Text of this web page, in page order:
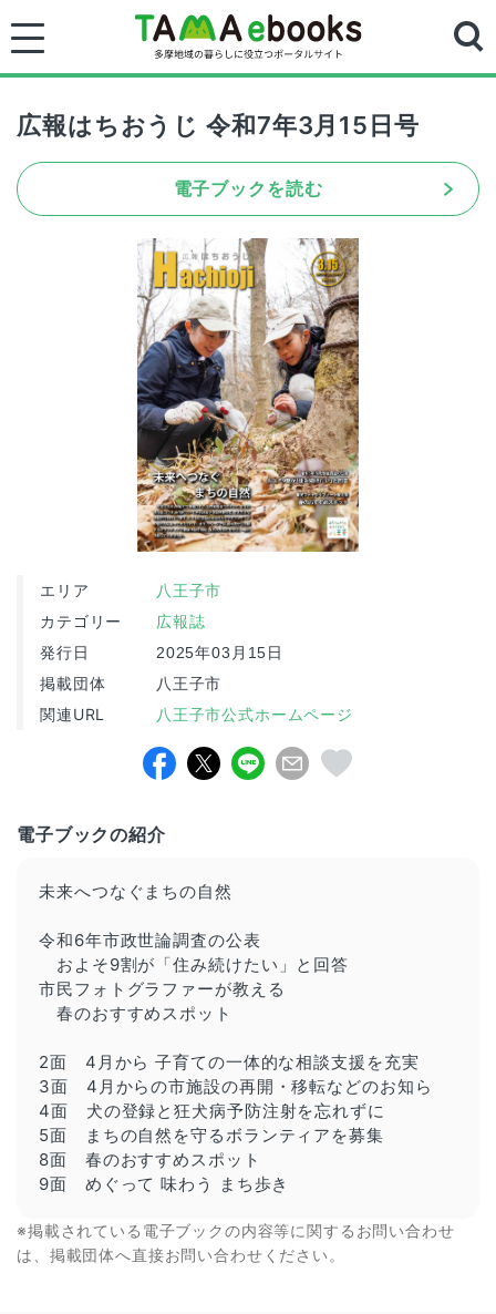
広報はちおうじ 令和7年3月15日号
電子ブックを読む
エリア 八王子市
カテゴリー 広報誌
発行日 2025年03月15日
掲載団体 八王子市
関連URL 八王子市公式ホームページ
電子ブックの紹介
未来へつなぐまちの自然
令和6年市政世論調査の公表
およそ9割が「住み続けたい」と回答
市民フォトグラファーが教える
春のおすすめスポット
2面 4月から 子育ての一体的な相談支援を充実
3面 4月からの市施設の再開・移転などのお知ら
4面 犬の登録と狂犬病予防注射を忘れずに
5面 まちの自然を守るボランティアを募集
8面 春のおすすめスポット
9面 めぐって 味わう まち歩き
※掲載されている電子ブックの内容等に関するお問い合わせ
は、掲載団体へ直接お問い合わせください。